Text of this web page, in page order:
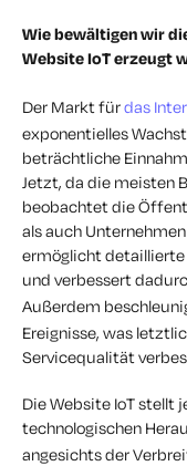
Wie bewältigen wir
Website IoT erzeugt
Der Markt fürdas
exponentielles
beträchtliche
Jetzt, da die meisten
beobachtet die
als auch
ermöglicht detaillierte
und verbessert
Außerdem
Ereignisse, was
Servicequalität
Die Website IoT stellt
technologischen
angesichts der